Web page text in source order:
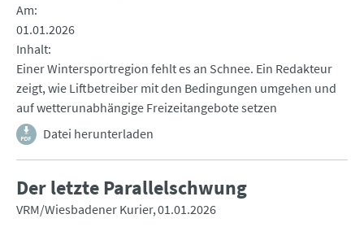
Am
01.01.2026
Inhalt
Einer Wintersportregion fehlt es an Schnee. Ein Redakteur
zeigt, wie Liftbetreiber mit den Bedingungen umgehen und
auf wetterunabhängige Freizeitangebote setzen
Datei herunterladen
Der letzte Parallelschwung
VRM/Wiesbadener Kurier 01.01.2026